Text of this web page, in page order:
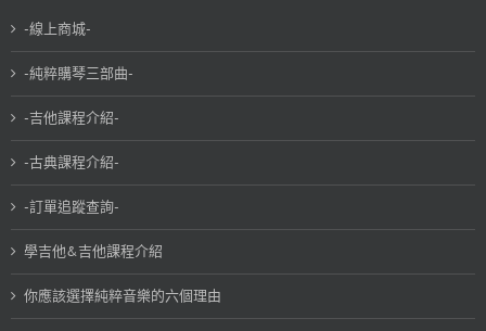
-線上商城-
-純粹購琴三部曲-
-吉他課程介紹-
-古典課程介紹-
-訂單追蹤查詢-
學吉他&吉他課程介紹
你應該選擇純粹音樂的六個理由